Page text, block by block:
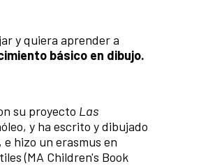
y quiera aprender a
básico en dibujo.
su proyecto Las
y ha escrito y dibujado
hizo un erasmus en
(MA Children's Book